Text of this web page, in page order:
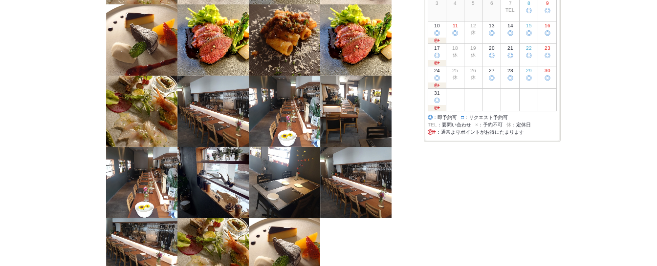
3 4 5 6
7
TEL
8
◎
9
◎
10
◎
11
◎
12
休
13
◎
14
◎
15
◎
16
◎
17
◎
18
休
19
休
20
◎
21
◎
22
◎
23
◎
24
◎
25
休
26
休
27
◎
28
◎
29
◎
30
◎
31
◎
◎ ：即予約可 □ ：リクエスト予約可
TEL
：要問い合わせ × ：予約不可 休 ：定休日
：通常よりポイントがお得にたまります